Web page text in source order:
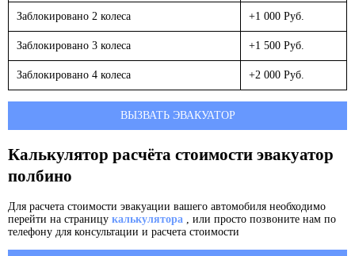
Заблокировано 2 колеса +1 000 Руб.
Заблокировано 3 колеса +1 500 Руб.
Заблокировано 4 колеса +2 000 Руб.
ВЫЗВАТЬ ЭВАКУАТОР
Калькулятор расчёта стоимости эвакуатор
полбино
Для расчета стоимости эвакуации вашего автомобиля необходимо
перейти на страницу калькулятора , или просто позвоните нам по
телефону для консультации и расчета стоимости